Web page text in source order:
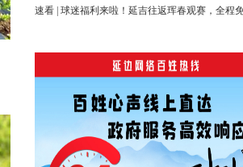
速看 | 球迷福利来啦！延吉往返珲春观赛，全程